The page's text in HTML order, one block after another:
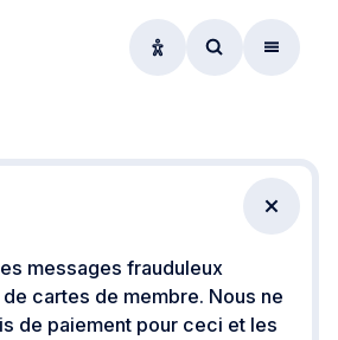
OptionsAccéder au
Menu
messages frauduleux
cartes de membre. Nous ne
de paiement pour ceci et les